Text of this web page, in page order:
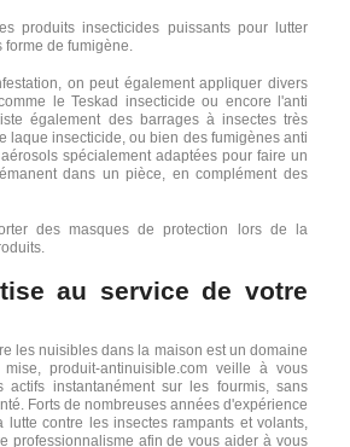
produits insecticides puissants pour lutter
forme de fumigène.
on peut également appliquer divers
le Teskad insecticide ou encore l'anti
également des barrages à insectes très
laque insecticide, ou bien des fumigènes anti
spécialement adaptées pour faire un
dans un pièce, en complément des
des masques de protection lors de la
au service de votre
les nuisibles dans la maison est un domaine
produit-antinuisible.com veille à vous
actifs instantanément sur les fourmis, sans
Forts de nombreuses années d'expérience
contre les insectes rampants et volants,
professionnalisme afin de vous aider à vous